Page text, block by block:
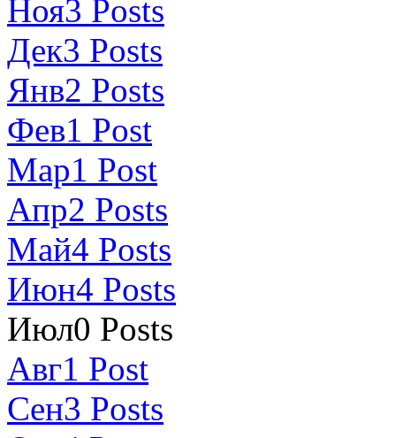
Ноя3 Posts
Дек3 Posts
Янв2 Posts
Фев1 Post
Мар1 Post
Апр2 Posts
Май4 Posts
Июн4 Posts
Июл0 Posts
Авг1 Post
Сен3 Posts